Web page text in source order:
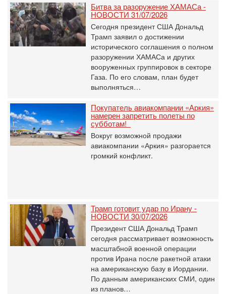
Битва за разоружение ХАМАСа -
НОВОСТИ 31/07/2026
Сегодня президент США Дональд
Трамп заявил о достижении
исторического соглашения о полном
разоружении ХАМАСа и других
вооруженных группировок в секторе
Газа. По его словам, план будет
выполняться…
Покупатель авиакомпании «Аркия»
намерен запретить полеты по
субботам!
Вокруг возможной продажи
авиакомпании «Аркия» разгорается
громкий конфликт.
Трамп готовит удар по Ирану -
НОВОСТИ 30/07/2026
Президент США Дональд Трамп
сегодня рассматривает возможность
масштабной военной операции
против Ирана после ракетной атаки
на американскую базу в Иордании.
По данным американских СМИ, один
из планов…